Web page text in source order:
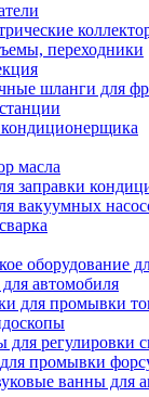
переходники
шланги для
масла
заправки
вакуумных
оборудование
автомобиля
для промывки
регулировки
промывки
ванны для